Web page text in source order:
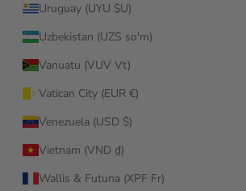
Uruguay (UYU $U)
Uzbekistan (UZS so'm)
Vanuatu (VUV Vt)
Vatican City (EUR €)
Venezuela (USD $)
Vietnam (VND ₫)
Wallis & Futuna (XPF Fr)